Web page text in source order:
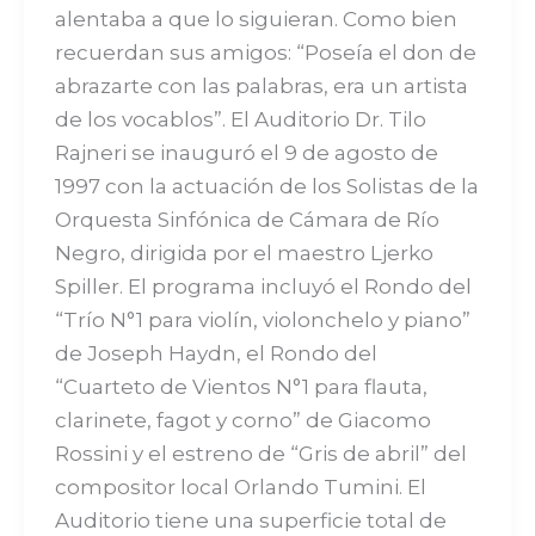
alentaba a que lo siguieran. Como bien
recuerdan sus amigos: “Poseía el don de
abrazarte con las palabras, era un artista
de los vocablos”. El Auditorio Dr. Tilo
Rajneri se inauguró el 9 de agosto de
1997 con la actuación de los Solistas de la
Orquesta Sinfónica de Cámara de Río
Negro, dirigida por el maestro Ljerko
Spiller. El programa incluyó el Rondo del
“Trío N°1 para violín, violonchelo y piano”
de Joseph Haydn, el Rondo del
“Cuarteto de Vientos N°1 para flauta,
clarinete, fagot y corno” de Giacomo
Rossini y el estreno de “Gris de abril” del
compositor local Orlando Tumini. El
Auditorio tiene una superficie total de